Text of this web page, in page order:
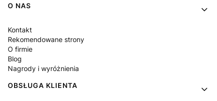
Linki w stopce
O NAS
Kontakt
Rekomendowane strony
O firmie
Blog
Nagrody i wyróżnienia
OBSŁUGA KLIENTA